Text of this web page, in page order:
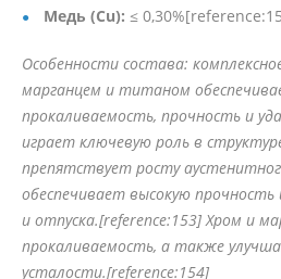
Медь (Cu): ≤
Особенности состава:
марганцем и титаном
прокаливаемость, прочность и
играет ключевую роль в
препятствует росту
обеспечивает высокую прочность
и отпуска.[reference:153] Хром и
прокаливаемость, а также
усталости.[reference:154]